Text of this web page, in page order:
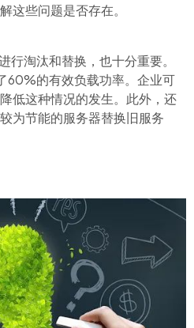
这些问题是否存在。
行淘汰和替换，也十分重要。
60%的有效负载功率。企业可
低这种情况的发生。此外，还
为节能的服务器替换旧服务